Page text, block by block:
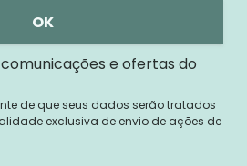
OK
e ofertas do
de que seus dados serão tratados
exclusiva de envio de ações de